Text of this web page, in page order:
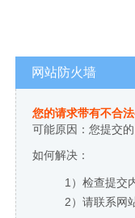
网站防火墙
您的请求带有不合
可能原因：您提交
如何解决：
1）检查提交
2）请联系网